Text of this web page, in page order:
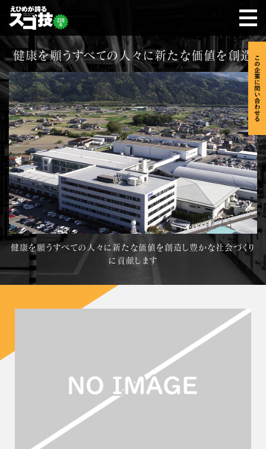
健康を願うすべての人々に新たな価値を創造
健康を願うすべての人々に新たな価値を創造し豊かな社会づくり
に貢献します